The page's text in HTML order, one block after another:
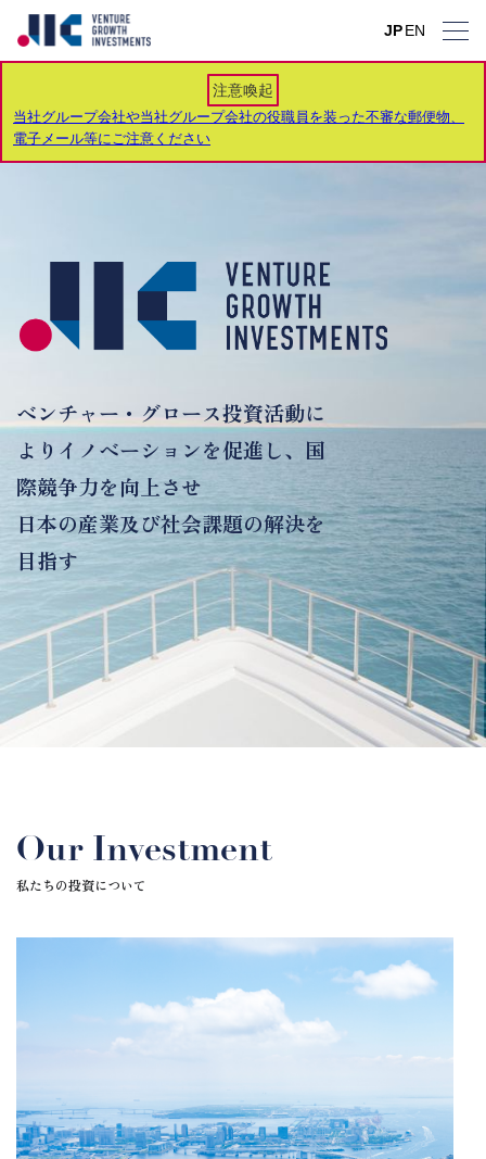
JPEN
注意喚起
当社グループ会社や当社グループ会社の役職員を装った不審な郵便物、
電子メール等にご注意ください
ベンチャー・グロース投資活動に
よりイノベーションを促進し、国
際競争力を向上させ
日本の産業及び社会課題の解決を
目指す
Our Investment
私たちの投資について
JPEN
JPEN
JPEN
JPEN
JPEN
JPEN